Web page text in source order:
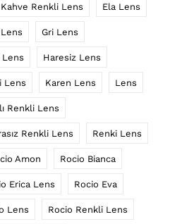
Kahve Renkli Lens Ela Lens
Gri Lens
Lens Haresiz Lens
Lens Karen Lens Lens
Renkli Lens
Renkli Lens Renki Lens
Amon Rocio Bianca
Erica Lens Rocio Eva
Lens Rocio Renkli Lens